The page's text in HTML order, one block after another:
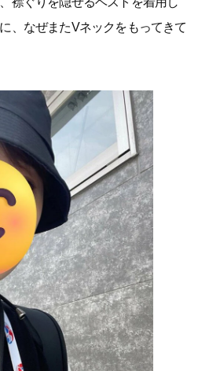
、なぜまたVネックをもってきて